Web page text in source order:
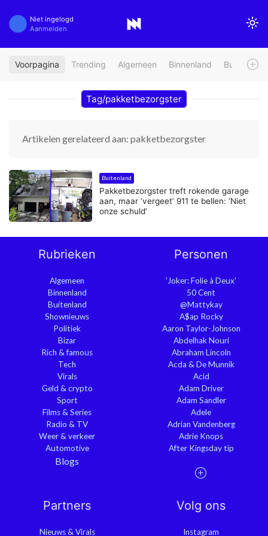
Niet ingelogd
Aanmelden
Voorpagina Trending Algemeen Binnenland Buitenland
Tag/pakketbezorgster
Artikelen gerelateerd aan: pakketbezorgster
Buitenland
Pakketbezorgster treft rokende garage
aan, maar ‘vergeet’ 911 te bellen: ‘Niet
onze schuld’
Rubrieken
Algemeen
Binnenland
Buitenland
Shownieuws
Politiek
Bizar
Rich & famous
Tech
Virals
Geld & crypto
Sport
Films & Series
Radio & TV
Weer & verkeer
Automotive
Blogs
Personen
'Joker: Folie à Deux'
50 Cent
@Mattykay
A$ap Rocky
Aaron Taylor-Johnson
Abdelhak Nouri
Abraham Lincoln
Acda & De Munnik
Acid
Adam Driver
Adam Sandler
Adele
Adrian Vandenberg
Adrie Knops
After Kingsday tip
Partners
Nieuws & Virals
Volg ons
Instagram